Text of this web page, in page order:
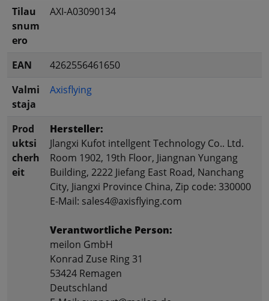
Tilau
snum
ero
AXI-A03090134
EAN
4262556461650
Valmi
staja
Axisflying
Prod
uktsi
cherh
eit
Hersteller:
Jlangxi Kufot intellgent Technology Co.. Ltd.
Room 1902, 19th Floor, Jiangnan Yungang
Building, 2222 Jiefang East Road, Nanchang
City, Jiangxi Province China, Zip code: 330000
E-Mail: sales4@axisflying.com
Verantwortliche Person:
meilon GmbH
Konrad Zuse Ring 31
53424 Remagen
Deutschland